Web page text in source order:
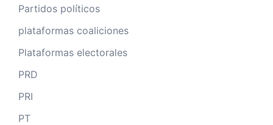
Partidos políticos
plataformas coaliciones
Plataformas electorales
PRD
PRI
PT